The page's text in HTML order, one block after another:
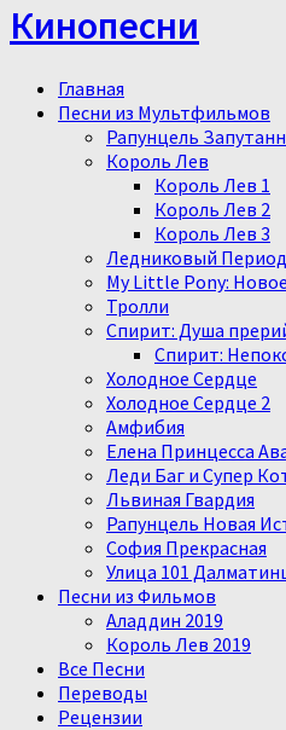
Кинопесни
Главная
Песни из Мультфильмов
Рапунцель
Король Лев
Король Лев 1
Король Лев 2
Король Лев 3
Ледниковый Период
My Little Pony:
Тролли
Спирит: Душа
Спирит:
Холодное Сердце
Холодное Сердце 2
Амфибия
Елена Принцесса
Леди Баг и Супер
Львиная Гвардия
Рапунцель Новая
София Прекрасная
Улица 101
Песни из Фильмов
Аладдин 2019
Король Лев 2019
Все Песни
Переводы
Рецензии